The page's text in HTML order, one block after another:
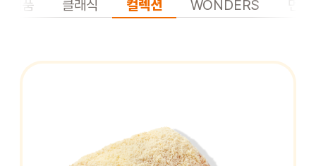
MENU
EVENT
제품 클래식 컬렉션 WONDERS